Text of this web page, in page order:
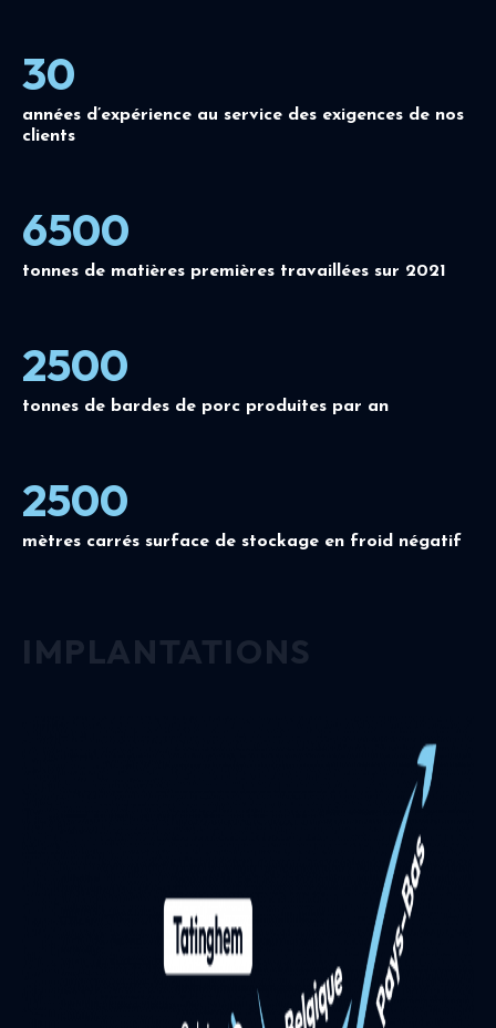
30
années d’expérience au service des exigences de nos
clients
6500
tonnes de matières premières travaillées sur 2021
2500
tonnes de bardes de porc produites par an
2500
mètres carrés surface de stockage en froid négatif
IMPLANTATIONS